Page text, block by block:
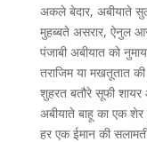
अकले बेदार, अबीयाते
मुहब्बते असरार, ऐनुल
पंजाबी अबीयात को
तराजिम या मखतूतात
शुहरत बतौरे सूफी
अबीयाते बाहू का एक शेर
हर एक ईमान की